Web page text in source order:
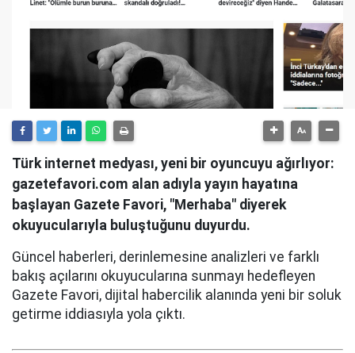
Türk internet medyası, yeni bir oyuncuyu ağırlıyor:
gazetefavori.com alan adıyla yayın hayatına
başlayan Gazete Favori, "Merhaba" diyerek
okuyucularıyla buluştuğunu duyurdu.
Güncel haberleri, derinlemesine analizleri ve farklı
bakış açılarını okuyucularına sunmayı hedefleyen
Gazete Favori, dijital habercilik alanında yeni bir soluk
getirme iddiasıyla yola çıktı.